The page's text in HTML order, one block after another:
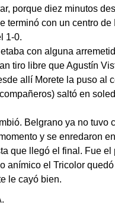
porque diez minutos
terminó con un centro
1-0.
con alguna
tiro libre que Agustín
allí Morete la puso al
saltó en
Belgrano ya no tuvo
y se enredaron
que llegó el final. Fue
anímico el Tricolor
le cayó bien.